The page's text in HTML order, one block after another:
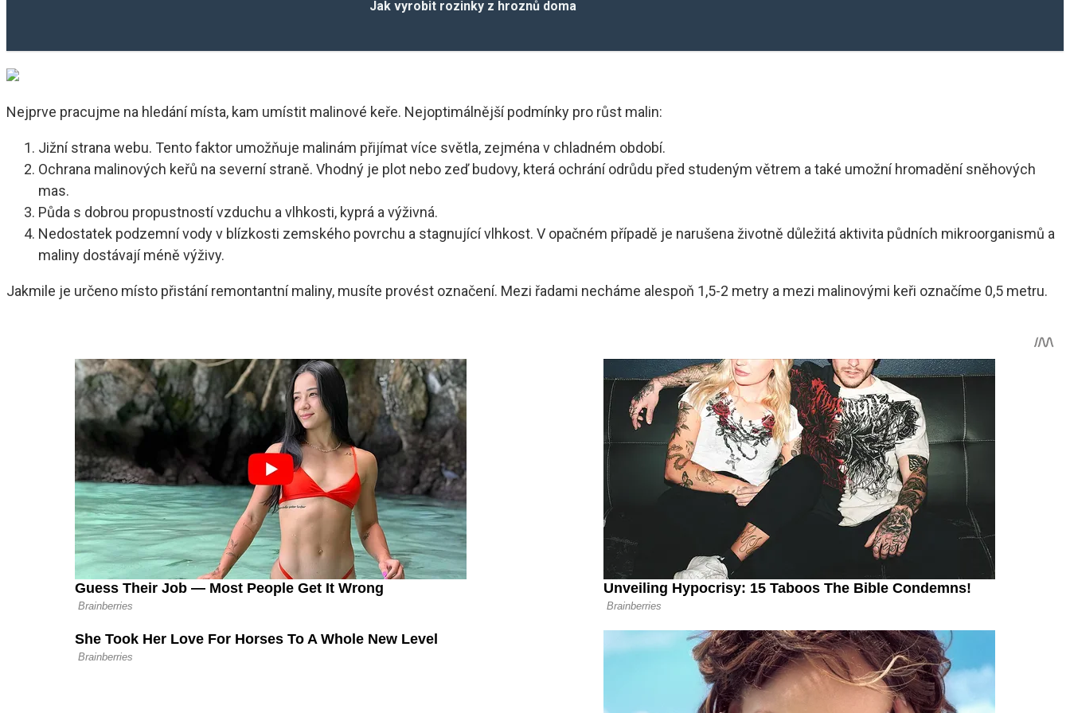
Jak vyrobit rozinky z hroznů doma
Nejprve pracujme na hledání místa, kam umístit malinové keře. Nejoptimálnější podmínky pro růst malin:
Jižní strana webu. Tento faktor umožňuje malinám přijímat více světla, zejména v chladném období.
Ochrana malinových keřů na severní straně. Vhodný je plot nebo zeď budovy, která ochrání odrůdu před studeným větrem a také umožní hromadění sněhových
mas.
Půda s dobrou propustností vzduchu a vlhkosti, kyprá a výživná.
Nedostatek podzemní vody v blízkosti zemského povrchu a stagnující vlhkost. V opačném případě je narušena životně důležitá aktivita půdních mikroorganismů a
maliny dostávají méně výživy.
Jakmile je určeno místo přistání remontantní maliny, musíte provést označení. Mezi řadami necháme alespoň 1,5-2 metry a mezi malinovými keři označíme 0,5 metru.